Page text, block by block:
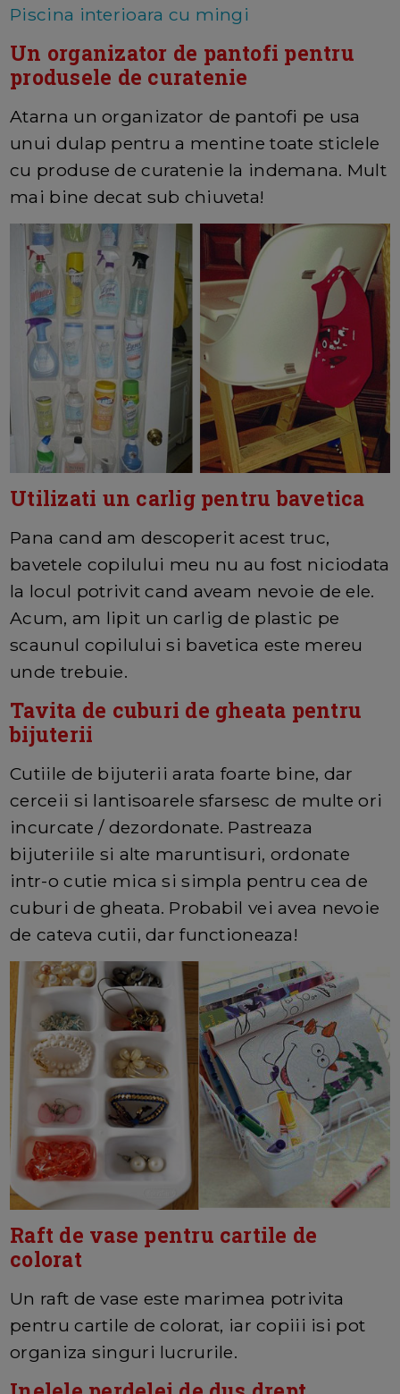
Piscina interioara cu mingi
Un organizator de pantofi pentru
produsele de curatenie
Atarna un organizator de pantofi pe usa
unui dulap pentru a mentine toate sticlele
cu produse de curatenie la indemana. Mult
mai bine decat sub chiuveta!
Utilizati un carlig pentru bavetica
Pana cand am descoperit acest truc,
bavetele copilului meu nu au fost niciodata
la locul potrivit cand aveam nevoie de ele.
Acum, am lipit un carlig de plastic pe
scaunul copilului si bavetica este mereu
unde trebuie.
Tavita de cuburi de gheata pentru
bijuterii
Cutiile de bijuterii arata foarte bine, dar
cerceii si lantisoarele sfarsesc de multe ori
incurcate / dezordonate. Pastreaza
bijuteriile si alte maruntisuri, ordonate
intr-o cutie mica si simpla pentru cea de
cuburi de gheata. Probabil vei avea nevoie
de cateva cutii, dar functioneaza!
Raft de vase pentru cartile de
colorat
Un raft de vase este marimea potrivita
pentru cartile de colorat, iar copiii isi pot
organiza singuri lucrurile.